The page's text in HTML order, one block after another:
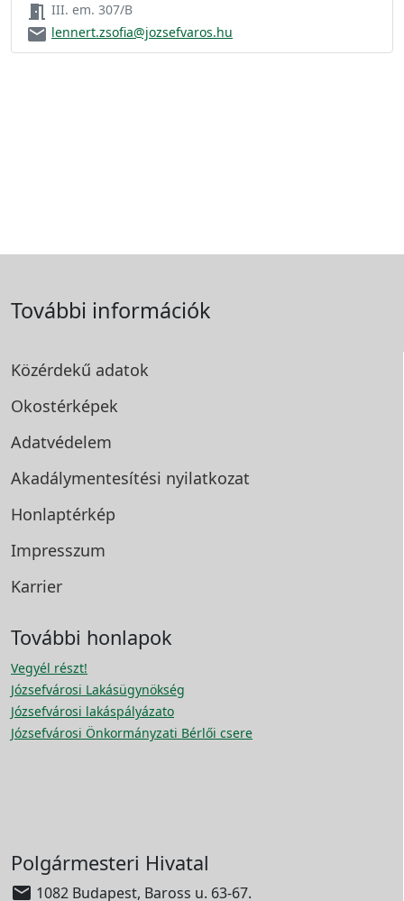
meeting_room III. em. 307/B
email lennert.zsofia@jozsefvaros.hu
További információk
Közérdekű adatok
Okostérképek
Adatvédelem
Akadálymentesítési nyilatkozat
Honlaptérkép
Impresszum
Karrier
További honlapok
Vegyél részt!
Józsefvárosi Lakásügynökség
Józsefvárosi lakáspályázato
Józsefvárosi Önkormányzati Bérlői csere
Polgármesteri Hivatal
 1082 Budapest, Baross u. 63-67.